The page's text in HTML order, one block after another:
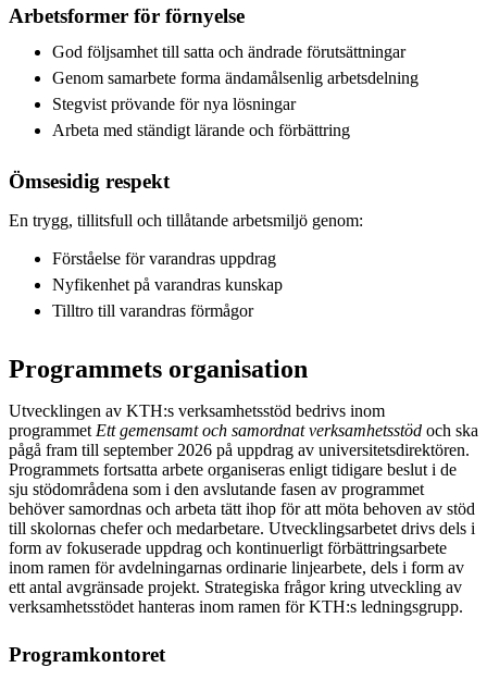
Arbetsformer för förnyelse
God följsamhet till satta och ändrade förutsättningar
Genom samarbete forma ändamålsenlig arbetsdelning
Stegvist prövande för nya lösningar
Arbeta med ständigt lärande och förbättring
Ömsesidig respekt
En trygg, tillitsfull och tillåtande arbetsmiljö genom:
Förståelse för varandras uppdrag
Nyfikenhet på varandras kunskap
Tilltro till varandras förmågor
Programmets organisation
Utvecklingen av KTH:s verksamhetsstöd bedrivs inom
programmet Ett gemensamt och samordnat verksamhetsstöd och ska
pågå fram till september 2026 på uppdrag av universitetsdirektören.
Programmets fortsatta arbete organiseras enligt tidigare beslut i de
sju stödområdena som i den avslutande fasen av programmet
behöver samordnas och arbeta tätt ihop för att möta behoven av stöd
till skolornas chefer och medarbetare. Utvecklingsarbetet drivs dels i
form av fokuserade uppdrag och kontinuerligt förbättringsarbete
inom ramen för avdelningarnas ordinarie linjearbete, dels i form av
ett antal avgränsade projekt. Strategiska frågor kring utveckling av
verksamhetsstödet hanteras inom ramen för KTH:s ledningsgrupp.
Programkontoret